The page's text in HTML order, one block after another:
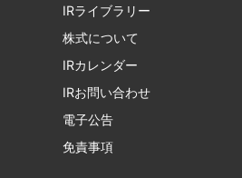
IRライブラリー
株式について
IRカレンダー
IRお問い合わせ
電子公告
免責事項